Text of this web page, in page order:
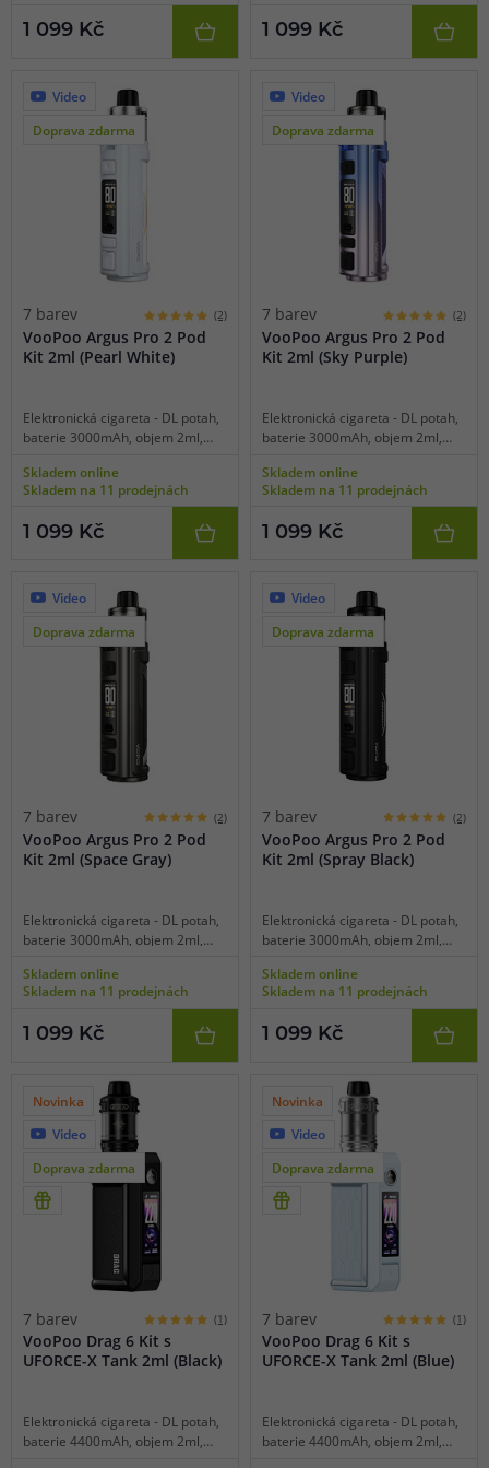
dynamický zámek, platforma
1 099 Kč
dynamický zámek, platforma
1 099 Kč
Video
Doprava zdarma
7 barev (2)
VooPoo Argus Pro 2 Pod
Kit 2ml (Pearl White)
Elektronická cigareta - DL potah,
baterie 3000mAh, objem 2ml,
dobíjení USB-C, regulace air-flow,
displej, režim SMART, tři režimy
dynamický zámek, platforma
Skladem online
Skladem na 11 prodejnách
1 099 Kč
Video
Doprava zdarma
7 barev (2)
VooPoo Argus Pro 2 Pod
Kit 2ml (Sky Purple)
Elektronická cigareta - DL potah,
baterie 3000mAh, objem 2ml,
dobíjení USB-C, regulace air-flow,
displej, režim SMART, tři režimy
dynamický zámek, platforma
Skladem online
Skladem na 11 prodejnách
1 099 Kč
Video
Doprava zdarma
7 barev (2)
VooPoo Argus Pro 2 Pod
Kit 2ml (Space Gray)
Elektronická cigareta - DL potah,
baterie 3000mAh, objem 2ml,
dobíjení USB-C, regulace air-flow,
displej, režim SMART, tři režimy
dynamický zámek, platforma
Skladem online
Skladem na 11 prodejnách
1 099 Kč
Video
Doprava zdarma
7 barev (2)
VooPoo Argus Pro 2 Pod
Kit 2ml (Spray Black)
Elektronická cigareta - DL potah,
baterie 3000mAh, objem 2ml,
dobíjení USB-C, regulace air-flow,
displej, režim SMART, tři režimy
dynamický zámek, platforma
Skladem online
Skladem na 11 prodejnách
1 099 Kč
Novinka
Video
Doprava zdarma
7 barev (1)
VooPoo Drag 6 Kit s
UFORCE-X Tank 2ml (Black)
Elektronická cigareta - DL potah,
baterie 4400mAh, objem 2ml,
Novinka
Video
Doprava zdarma
7 barev (1)
VooPoo Drag 6 Kit s
UFORCE-X Tank 2ml (Blue)
Elektronická cigareta - DL potah,
baterie 4400mAh, objem 2ml,